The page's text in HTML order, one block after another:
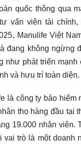
quốc thông qua
vấn viên tài
Manulife Việt
đang không ngừng
như phát triển
và hưu trí toàn diện.
là công ty bảo
thọ hàng đầu tại
19.000 nhân
trò là một doanh